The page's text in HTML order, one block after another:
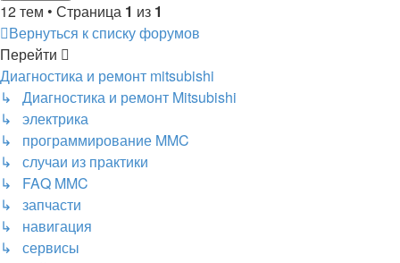
12 тем • Страница 1 из 1
Вернуться к списку форумов
Перейти
Диагностика и ремонт mitsubishi
↳ Диагностика и ремонт Mitsubishi
↳ электрика
↳ программирование MMC
↳ случаи из практики
↳ FAQ MMC
↳ запчасти
↳ навигация
↳ сервисы